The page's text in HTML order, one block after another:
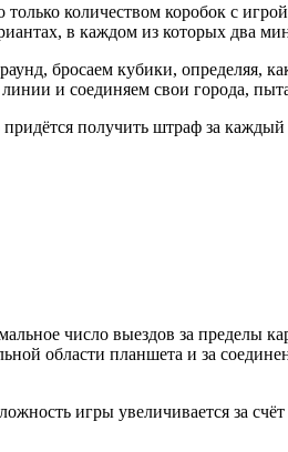
количеством коробок с
в каждом из которых два
бросаем кубики,
и соединяем свои города,
получить штраф за
число выездов за
области планшета и за
игры увеличивается за